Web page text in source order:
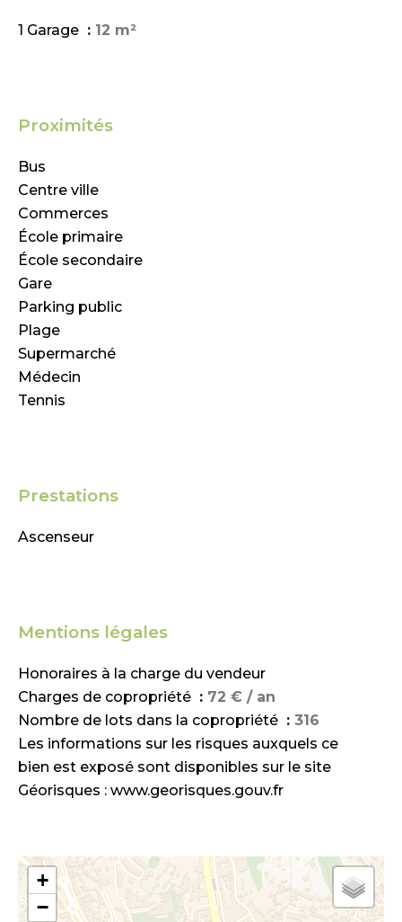
1 Garage 12 m²
Proximités
Bus
Centre ville
Commerces
École primaire
École secondaire
Gare
Parking public
Plage
Supermarché
Médecin
Tennis
Prestations
Ascenseur
Mentions légales
Honoraires à la charge du vendeur
Charges de copropriété
72 € / an
Nombre de lots dans la copropriété
316
Les informations sur les risques auxquels ce
bien est exposé sont disponibles sur le site
Géorisques : www.georisques.gouv.fr
+
−